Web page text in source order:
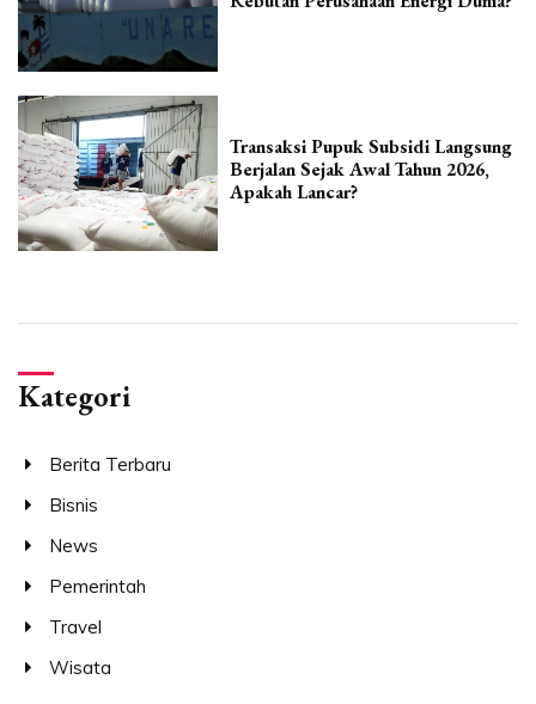
Transaksi Pupuk Subsidi Langsung
Berjalan Sejak Awal Tahun 2026,
Apakah Lancar?
Kategori
Berita Terbaru
Bisnis
News
Pemerintah
Travel
Wisata